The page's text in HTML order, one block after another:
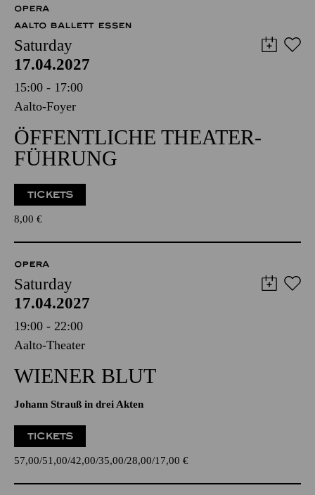
OPERA
AALTO BALLETT ESSEN
Saturday
17.04.2027
15:00 - 17:00
Aalto-Foyer
ÖFFENTLICHE THEATER­
FÜHRUNG
TICKETS
8,00 €
OPERA
Saturday
17.04.2027
19:00 - 22:00
Aalto-Theater
WIENER BLUT
Johann Strauß in drei Akten
TICKETS
57,00 51,00 42,00 35,00 28,00 17,00 €